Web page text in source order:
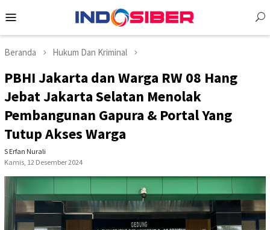
ke
Mobile
Beranda Hukum Dan Kriminal
PBHI Jakarta dan Warga RW 08 Hang
Jebat Jakarta Selatan Menolak
Pembangunan Gapura & Portal Yang
Tutup Akses Warga
S Erfan Nurali
Kamis, 12 Desember 2024